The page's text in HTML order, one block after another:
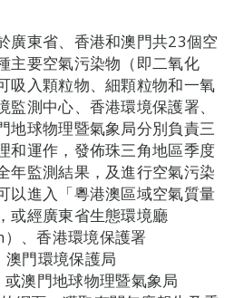
廣東省、香港和澳門共23個空
主要空氣污染物（即二氧化
吸入顆粒物、細顆粒物和一氧
測中心、香港環境保護署、
地球物理暨氣象局分別負責三
和運作，發佈珠三角地區季度
年監測結果，及進行空氣污染
以進入「粵港澳區域空氣質量
或經廣東省生態環境廳
、香港環境保護署
澳門環境保護局
澳門地球物理暨氣象局